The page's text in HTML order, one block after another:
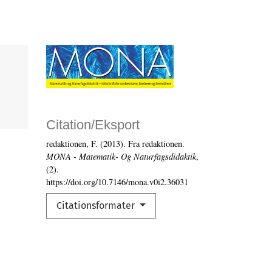
Citation/Eksport
redaktionen, F. (2013). Fra redaktionen.
MONA - Matematik- Og Naturfagsdidaktik,
(2).
https://doi.org/10.7146/mona.v0i2.36031
Citationsformater